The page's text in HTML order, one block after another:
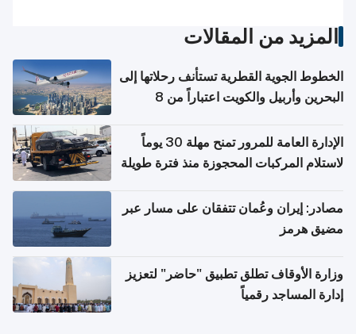
المزيد من المقالات
الخطوط الجوية القطرية تستأنف رحلاتها إلى
البحرين وأربيل والكويت اعتباراً من 8
الإدارة العامة للمرور تمنح مهلة 30 يوماً
لاستلام المركبات المحجوزة منذ فترة طويلة
مصادر: إيران وعُمان تتفقان على مسار عبر
مضيق هرمز
وزارة الأوقاف تطلق تطبيق "حاضر" لتعزيز
إدارة المساجد رقمياً